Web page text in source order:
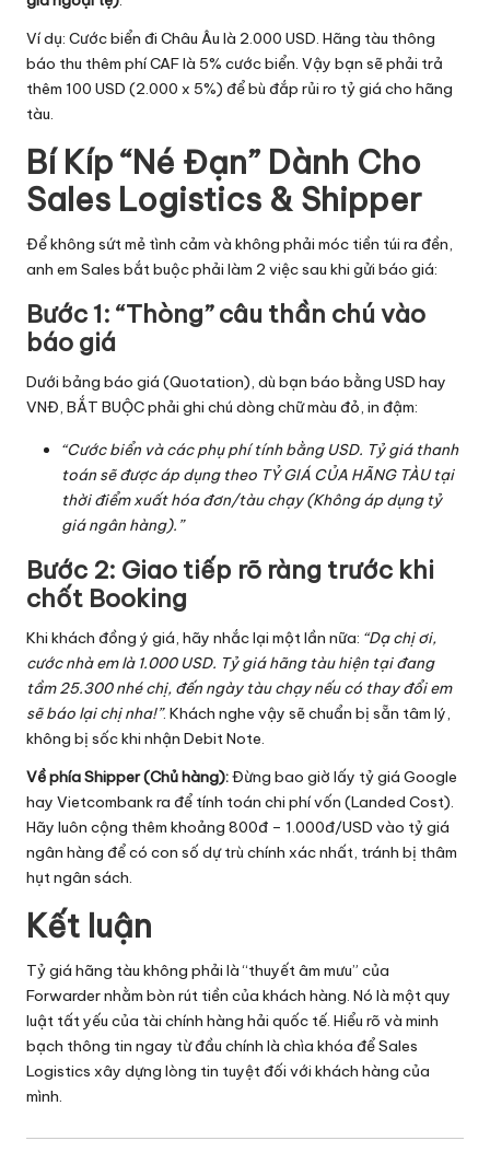
Ví dụ: Cước biển đi Châu Âu là 2.000 USD. Hãng tàu thông
báo thu thêm phí CAF là 5% cước biển. Vậy bạn sẽ phải trả
thêm 100 USD (2.000 x 5%) để bù đắp rủi ro tỷ giá cho hãng
tàu.
Bí Kíp “Né Đạn” Dành Cho
Sales Logistics & Shipper
Để không sứt mẻ tình cảm và không phải móc tiền túi ra đền,
anh em Sales bắt buộc phải làm 2 việc sau khi gửi báo giá:
Bước 1: “Thòng” câu thần chú vào
báo giá
Dưới bảng báo giá (Quotation), dù bạn báo bằng USD hay
VNĐ, BẮT BUỘC phải ghi chú dòng chữ màu đỏ, in đậm:
“Cước biển và các phụ phí tính bằng USD. Tỷ giá thanh
toán sẽ được áp dụng theo TỶ GIÁ CỦA HÃNG TÀU tại
thời điểm xuất hóa đơn/tàu chạy (Không áp dụng tỷ
giá ngân hàng).”
Bước 2: Giao tiếp rõ ràng trước khi
chốt Booking
Khi khách đồng ý giá, hãy nhắc lại một lần nữa: “Dạ chị ơi,
cước nhà em là 1.000 USD. Tỷ giá hãng tàu hiện tại đang
tầm 25.300 nhé chị, đến ngày tàu chạy nếu có thay đổi em
sẽ báo lại chị nha!”. Khách nghe vậy sẽ chuẩn bị sẵn tâm lý,
không bị sốc khi nhận Debit Note.
Về phía Shipper (Chủ hàng):Đừng bao giờ lấy tỷ giá Google
hay Vietcombank ra để tính toán chi phí vốn (Landed Cost).
Hãy luôn cộng thêm khoảng 800đ – 1.000đ/USD vào tỷ giá
ngân hàng để có con số dự trù chính xác nhất, tránh bị thâm
hụt ngân sách.
Kết luận
Tỷ giá hãng tàu không phải là “thuyết âm mưu” của
Forwarder nhằm bòn rút tiền của khách hàng. Nó là một quy
luật tất yếu của tài chính hàng hải quốc tế. Hiểu rõ và minh
bạch thông tin ngay từ đầu chính là chìa khóa để Sales
Logistics xây dựng lòng tin tuyệt đối với khách hàng của
mình.